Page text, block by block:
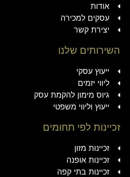
אודות
עסקים למכירה
יצירת קשר
השירותים שלנו
ייעוץ עסקי
ליווי יזמים
גיוס מימון להקמת עסק
ייעוץ וליווי משפטי
זכיינות לפי תחומים
זכיינות מזון
זכיינות אופנה
זכיינות בתי קפה